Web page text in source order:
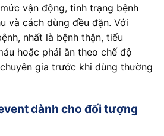
vận động, tình trạng bệnh
và cách dùng đều đặn. Với
nhất là bệnh thận, tiểu
hoặc phải ăn theo chế độ
gia trước khi dùng thường
dành cho đối tượng